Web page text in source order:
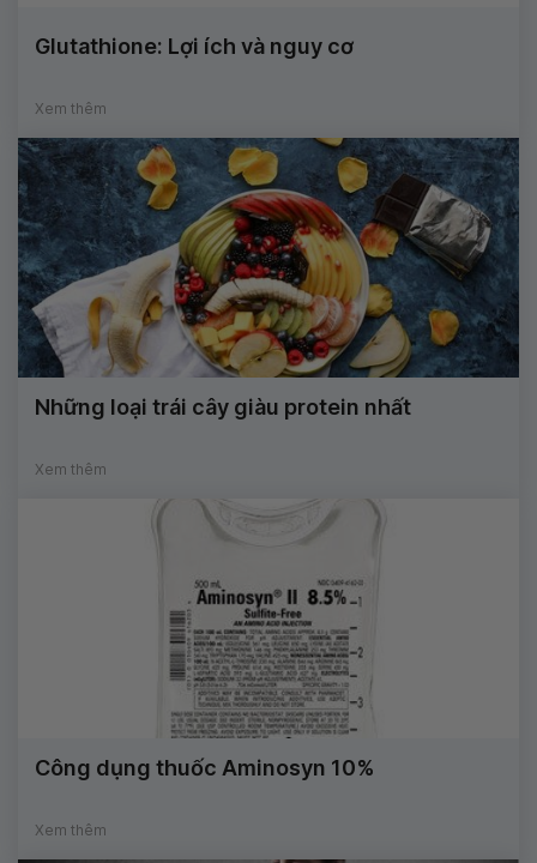
Glutathione: Lợi ích và nguy cơ
Xem thêm
Những loại trái cây giàu protein nhất
Xem thêm
Công dụng thuốc Aminosyn 10%
Xem thêm